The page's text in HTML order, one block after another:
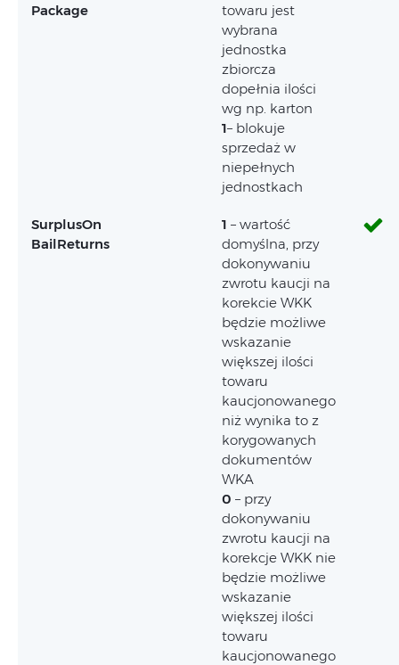
Package
towaru jest
wybrana
jednostka
zbiorcza
dopełnia ilości
wg np. karton
1– blokuje
sprzedaż w
niepełnych
jednostkach
SurplusOn
BailReturns
1 – wartość
domyślna, przy
dokonywaniu
zwrotu kaucji na
korekcie WKK
będzie możliwe
wskazanie
większej ilości
towaru
kaucjonowanego
niż wynika to z
korygowanych
dokumentów
WKA
0 – przy
dokonywaniu
zwrotu kaucji na
korekcje WKK nie
będzie możliwe
wskazanie
większej ilości
towaru
kaucjonowanego